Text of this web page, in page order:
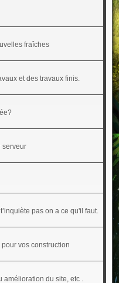
fraîches
et des travaux finis.
serveur
pas on a ce qu'il faut.
vos construction
amélioration du site, etc .